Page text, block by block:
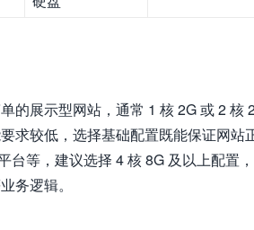
的展示型网站，通常 1 核 2G 或 2 核
求较低，选择基础配置既能保证网站
台等，建议选择 4 核 8G 及以上配置
务逻辑。